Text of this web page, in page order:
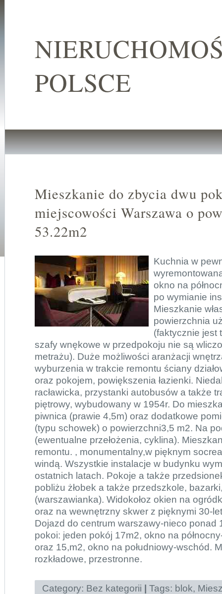
POLSCE
Mieszkanie do zbycia dwu
miejscowości Warszawa o
53.22m2
Kuchnia w
okno na
po wymianie
Mieszkanie
powierzchnia
(faktycznie jest
szafy wnękowe w przedpokoju nie są
metrażu). Duże możliwości aranżacji
wyburzenia w trakcie remontu ściany
oraz pokojem, powiększenia łazienki.
racławicka, przystanki autobusów a także
piętrowy, wybudowany w 1954r. Do
piwnica (prawie 4,5m) oraz dodatkowe
(typu schowek) o powierzchni3,5 m2. Na
(ewentualne przełożenia, cyklina).
remontu. , monumentalny,w pięknym
windą. Wszystkie instalacje w budynku
ostatnich latach. Pokoje a także
pobliżu żłobek a także przedszkole,
(warszawianka). Widokołoz okien na
oraz na wewnętrzny skwer z pięknymi 30-
Dojazd do centrum warszawy-nieco ponad
pokoi: jeden pokój 17m2, okno na
oraz 15,m2, okno na południowy-wschód.
rozkładowe, przestronne.
Category: Bez kategorii Tags: blok,